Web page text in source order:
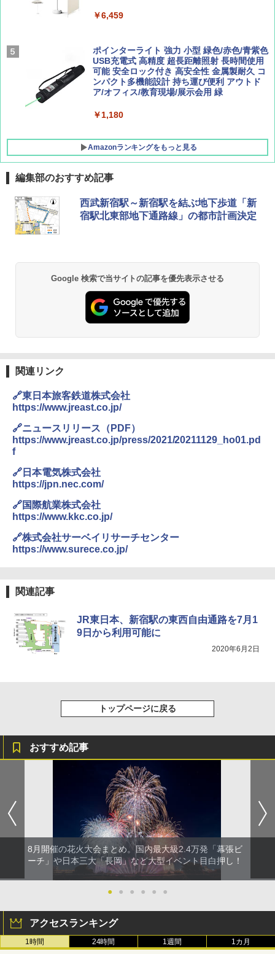
￥1,500
￥1,540
￥8,991
Coleman(コールマン) ツーリングドーム/LD
X 2人用 3人用 キャンプ アウトドア フェス
収納 コンパクト 簡単設営 カンガルーテント
ソロキャンプ ソロテント
￥6,459
ポインターライト 強力 小型 緑色/赤色/青紫色
USB充電式 高精度 超長距離照射 長時間使用
可能 安全ロック付き 高安全性 金属製耐久 コ
ンパクト多機能設計 持ち運び便利 アウトド
ア/オフィス/教育現場/展示会用 緑
￥1,180
Amazonランキングをもっと見る
編集部のおすすめ記事
西武新宿駅～新宿駅を結ぶ地下歩道「新
宿駅北東部地下通路線」の都市計画決定
Google 検索で当サイトの記事を優先表示させる
関連リンク
🔗東日本旅客鉄道株式会社
https://www.jreast.co.jp/
🔗ニュースリリース（PDF）
https://www.jreast.co.jp/press/2021/20211129_ho01.pd
f
🔗日本電気株式会社
https://jpn.nec.com/
🔗国際航業株式会社
https://www.kkc.co.jp/
🔗株式会社サーベイリサーチセンター
https://www.surece.co.jp/
関連記事
JR東日本、新宿駅の東西自由通路を7月1
9日から利用可能に
2020年6月2日
トップページに戻る
おすすめ記事
8月開催の花火大会まとめ。国内最大級2.4万発「幕張ビ
ーチ」や日本三大「長岡」など大型イベント目白押し！
● ● ● ● ● ●
アクセスランキング
1時間 24時間 1週間 1カ月